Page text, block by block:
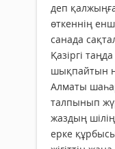
деп
өткеннің
санада
Қазіргі
шықпайтын
Алматы
талпынып
жаздың
ерке